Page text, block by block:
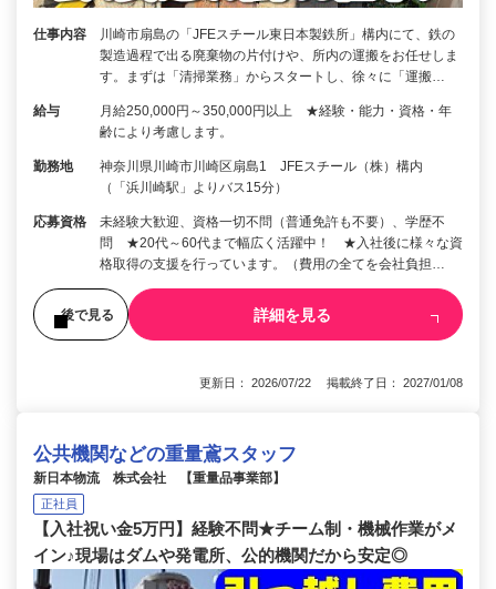
仕事内容
川崎市扇島の「JFEスチール東日本製鉄所」構内にて、鉄の
製造過程で出る廃棄物の片付けや、所内の運搬をお任せしま
す。まずは「清掃業務」からスタートし、徐々に「運搬…
給与
月給250,000円～350,000円以上 ★経験・能力・資格・年
齢により考慮します。
勤務地
神奈川県川崎市川崎区扇島1 JFEスチール（株）構内
（「浜川崎駅」よりバス15分）
応募資格
未経験大歓迎、資格一切不問（普通免許も不要）、学歴不
問 ★20代～60代まで幅広く活躍中！ ★入社後に様々な資
格取得の支援を行っています。（費用の全てを会社負担…
後で見る 詳細を見る
更新日： 2026/07/22 掲載終了日： 2027/01/08
公共機関などの重量鳶スタッフ
新日本物流 株式会社 【重量品事業部】
正社員
【入社祝い金5万円】経験不問★チーム制・機械作業がメ
イン♪現場はダムや発電所、公的機関だから安定◎